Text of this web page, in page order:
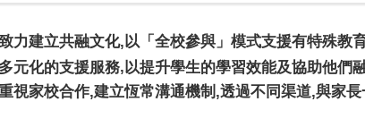
力建立共融文化,以「全校參與」模式支援有特殊教
元化的支援服務, 以提升學生的學習效能及協助他們
視家校合作,建立恆常溝通機制 ,透過不同渠道,與家長